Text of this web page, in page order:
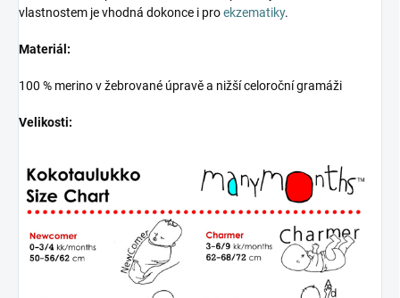
vlastnostem je vhodná dokonce i proekzematiky.
Materiál:
100 % merino v žebrované úpravě a nižší celoroční gramáži
Velikosti: